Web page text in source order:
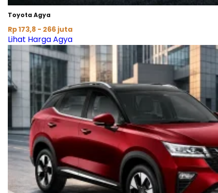
Toyota Agya
Rp 173,8 - 266 juta
Lihat Harga Agya